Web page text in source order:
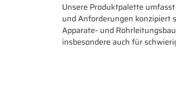
Unsere Produktpalette
und Anforderungen konzipiert
Apparate- und
insbesondere auch für